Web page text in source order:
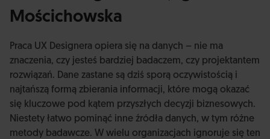
Mościchowska
Praca UX Designera opiera się na danych – nie ma
znaczenia, czy jesteś bardziej badaczem, czy projektantem
rozwiązań. Dane zastane są dziś sporą oczywistością i
najtańszą formą zbierania informacji, które mogą okazać
się kluczowe pod kątem przyszłych decyzji biznesowych.
Niestety łatwo pominąć inne źródła danych, w tym różne
metody badawcze. W wielu organizacjach ignoruje się ten